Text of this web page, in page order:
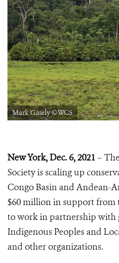
Mark Gately ©WCS
New York, Dec. 6, 2021–
Society is scaling up
Congo Basin and Andean-
$60 million in support from
to work in partnership with
Indigenous Peoples and
and other organizations.